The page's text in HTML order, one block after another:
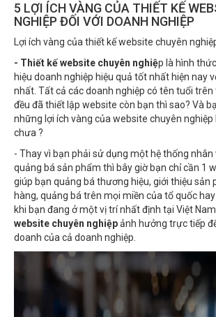
5 LỢI ÍCH VÀNG CỦA THIẾT KẾ
NGHIỆP ĐỐI VỚI DOANH NGHIỆP
Lợi ích vàng của thiết kế website chuyên
- Thiết kế website chuyên nghiệp là hình
hiệu doanh nghiệp hiệu quả tốt nhất hiện nay
nhất. Tất cả các doanh nghiệp có tên tuổi
đều đã thiết lập website còn bạn thì sao? Và
những lợi ích vàng của website chuyên nghiệp
chưa ?
- Thay vì bạn phải sử dụng một hệ thống nhân
quảng bá sản phẩm thì bây giờ bạn chỉ cần 1
giúp bạn quảng bá thương hiệu, giới thiệu sản
hàng, quảng bá trên mọi miền của tổ quốc
khi bạn đang ở một vị trí nhất định tại Việt
website chuyên nghiệpảnh hưởng trực tiếp
doanh của cả doanh nghiệp.